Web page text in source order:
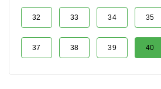
32 33 34 35
37 38 39 40